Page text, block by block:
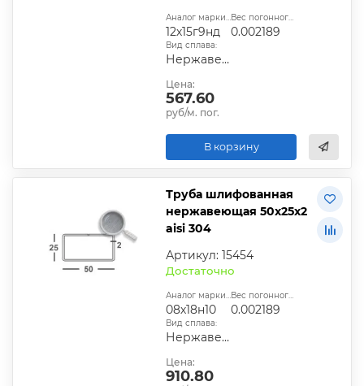
Аналог марки стали:
12х15г9нд
Вес погонного метра, т.:
0.002189
Вид сплава:
Нержавеющий
Цена:
567.60
руб/м. пог.
В корзину
Труба шлифованная
нержавеющая 50х25х2
aisi 304
Артикул: 15454
Достаточно
Аналог марки стали:
08х18н10
Вес погонного метра, т.:
0.002189
Вид сплава:
Нержавеющий
Цена:
910.80